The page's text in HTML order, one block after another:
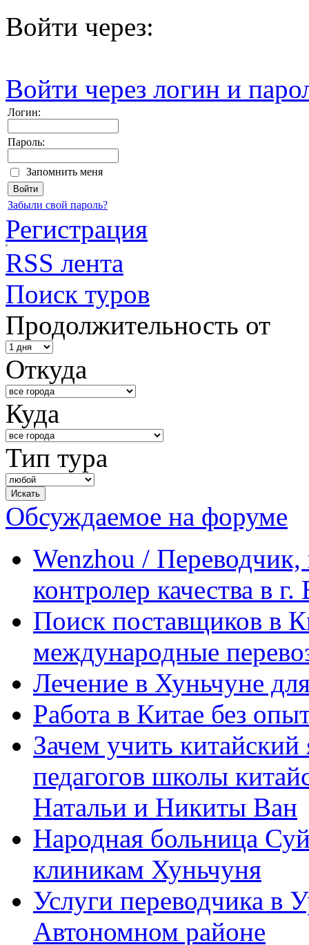
Войти через:
Войти через логин и
Логин:
Пароль:
Запомнить меня
Забыли свой пароль?
Регистрация
RSS лента
Поиск туров
Продолжительность от
Откуда
Куда
Тип тура
Обсуждаемое на форуме
Wenzhou / Переводчик,
контролер качества в
Поиск поставщиков в
международные
Лечение в Хуньчуне
Работа в Китае без
Зачем учить
педагогов школы
Натальи и Никиты Ван
Народная больница
клиникам Хуньчуня
Услуги переводчика в
Автономном районе